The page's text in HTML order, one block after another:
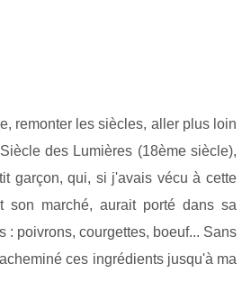
remonter les siècles, aller plus loin
des Lumières (18ème siècle),
garçon, qui, si j'avais vécu à cette
son marché, aurait porté dans sa
: poivrons, courgettes, boeuf... Sans
ces ingrédients jusqu'à ma